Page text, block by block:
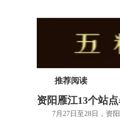
推荐阅读
资阳雁江13个站
7月27日至28日，资